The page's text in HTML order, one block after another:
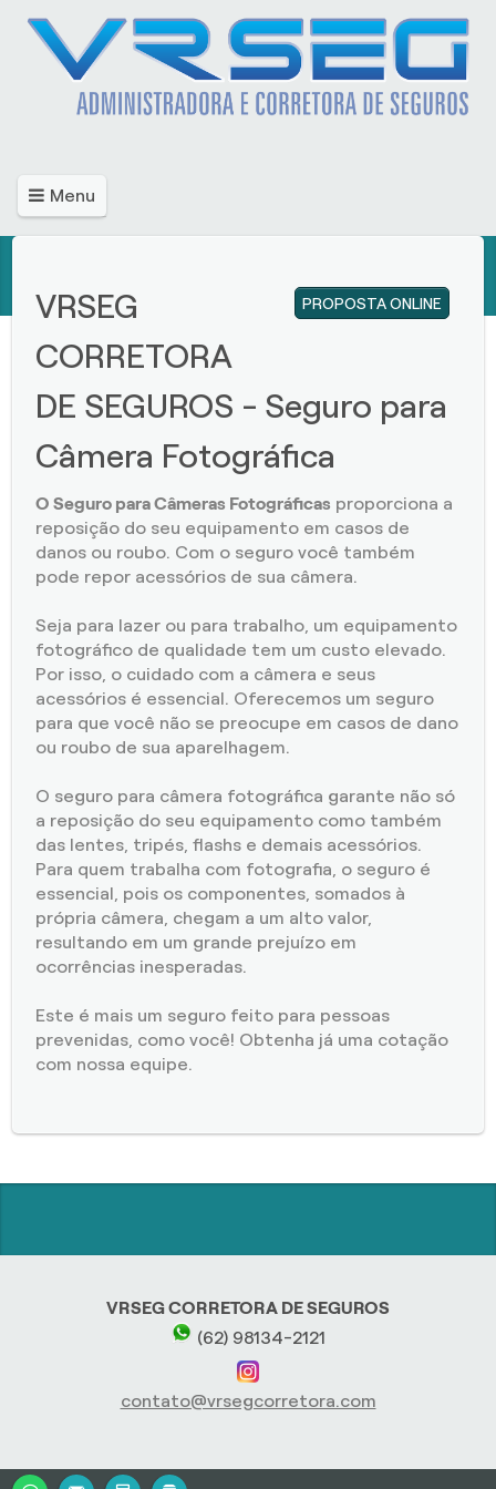
Menu
PROPOSTA ONLINE
VRSEG
CORRETORA
DE SEGUROS - Seguro para
Câmera Fotográfica
O Seguro para Câmeras Fotográficas proporciona a
reposição do seu equipamento em casos de
danos ou roubo. Com o seguro você também
pode repor acessórios de sua câmera.
Seja para lazer ou para trabalho, um equipamento
fotográfico de qualidade tem um custo elevado.
Por isso, o cuidado com a câmera e seus
acessórios é essencial. Oferecemos um seguro
para que você não se preocupe em casos de dano
ou roubo de sua aparelhagem.
O seguro para câmera fotográfica garante não só
a reposição do seu equipamento como também
das lentes, tripés, flashs e demais acessórios.
Para quem trabalha com fotografia, o seguro é
essencial, pois os componentes, somados à
própria câmera, chegam a um alto valor,
resultando em um grande prejuízo em
ocorrências inesperadas.
Este é mais um seguro feito para pessoas
prevenidas, como você! Obtenha já uma cotação
com nossa equipe.
VRSEG CORRETORA DE SEGUROS
(62) 98134-2121
contato@vrsegcorretora.com